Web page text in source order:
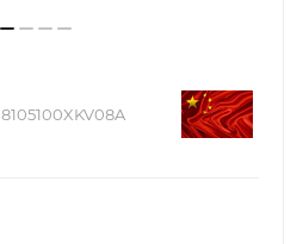
8105100XKV08A